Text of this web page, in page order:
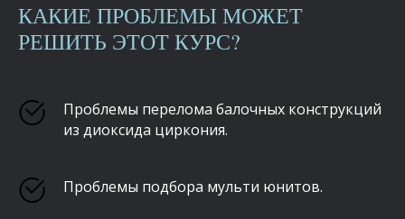
КАКИЕ ПРОБЛЕМЫ МОЖЕТ
РЕШИТЬ ЭТОТ КУРС?
Проблемы перелома балочных конструкций
из диоксида циркония.
Проблемы подбора мульти юнитов.